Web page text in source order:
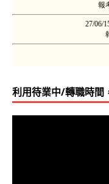
利用待業中/轉職時間